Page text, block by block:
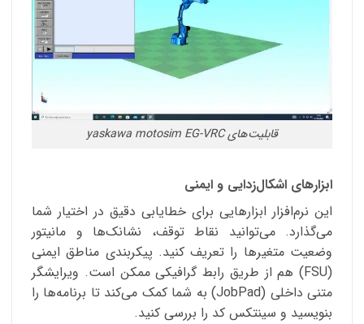
قابلیت‌های yaskawa motosim EG-VRC
ابزارهای اشکال‌زدایی و ایمنی
این نرم‌افزار ابزارهایی برای خطایابی دقیق در اختیار شما
می‌گذارد. می‌توانید نقاط توقف، نشانک‌ها و مانیتور
وضعیت متغیرها را تعریف کنید. پیکربندی مناطق ایمنی
(FSU) هم از طریق رابط گرافیکی ممکن است. ویرایشگر
متنی داخلی (JobPad) به شما کمک می‌کند تا برنامه‌ها را
بنویسید و سینتکس کد را بررسی کنید.